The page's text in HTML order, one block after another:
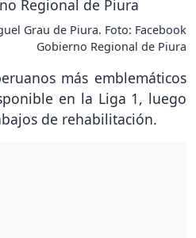
Grau de Piura. Foto: Facebook
Gobierno Regional de Piura
más emblemáticos
en la Liga 1, luego
de rehabilitación.